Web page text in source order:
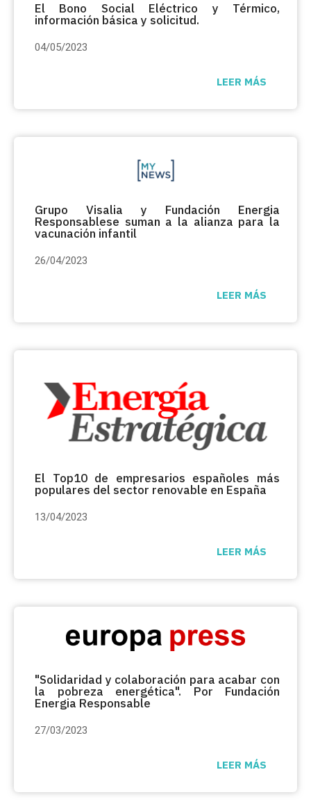
El Bono Social Eléctrico y Térmico,
información básica y solicitud.
04/05/2023
LEER MÁS
Grupo Visalia y Fundación Energia
Responsablese suman a la alianza para la
vacunación infantil
26/04/2023
LEER MÁS
El Top10 de empresarios españoles más
populares del sector renovable en España
13/04/2023
LEER MÁS
"Solidaridad y colaboración para acabar con
la pobreza energética". Por Fundación
Energia Responsable
27/03/2023
LEER MÁS